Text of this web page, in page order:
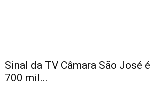
Sinal da TV Câmara São José
700 mil...